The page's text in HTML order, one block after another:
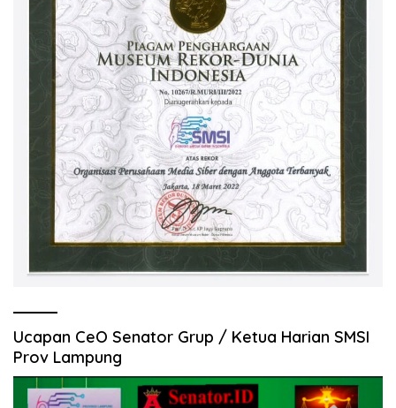
Ucapan CeO Senator Grup / Ketua Harian SMSI
Prov Lampung